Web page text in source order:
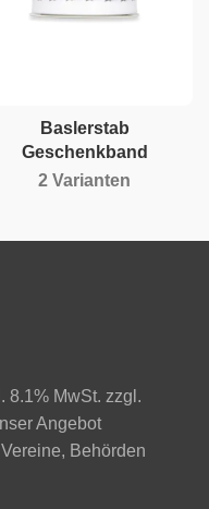
Baslerstab
Geschenkband
2 Varianten
8.1% MwSt. zzgl.
Angebot
Behörden